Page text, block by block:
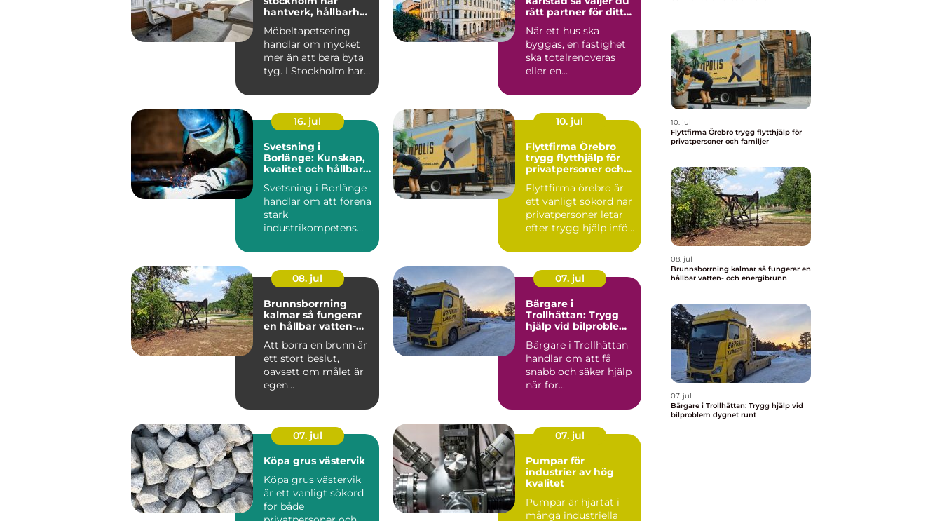
hantverk, hållbarhet
Möbeltapetsering
handlar om mycket
mer än att bara byta
tyg. I Stockholm har
...
rätt partner för ditt
När ett hus ska
byggas, en fastighet
ska totalrenoveras
eller en
planerar fönst...
16. jul
Svetsning i
Borlänge: Kunskap,
kvalitet och hållbara
Svetsning i Borlänge
handlar om att förena
stark
industrikompetens
probleml&o...
10. jul
Flyttfirma Örebro
trygg flytthjälp för
privatpersoner och
Flyttfirma örebro är
ett vanligt sökord när
privatpersoner letar
efter trygg hjälp inför
08. jul
Brunnsborrning
kalmar så fungerar
en hållbar vatten-
Att borra en brunn är
ett stort beslut,
oavsett om målet är
egen
eller bergvärme. ...
07. jul
Bärgare i
Trollhättan: Trygg
hjälp vid bilproblem
Bärgare i Trollhättan
handlar om att få
snabb och säker hjälp
när for...
07. jul
Köpa grus västervik
Köpa grus västervik
är ett vanligt sökord
för både
07. jul
Pumpar för
industrier av hög
kvalitet
Pumpar är hjärtat i
många industriella
10. jul
Flyttfirma Örebro trygg flytthjälp för
privatpersoner och familjer
08. jul
Brunnsborrning kalmar så fungerar en
hållbar vatten- och energibrunn
07. jul
Bärgare i Trollhättan: Trygg hjälp vid
bilproblem dygnet runt